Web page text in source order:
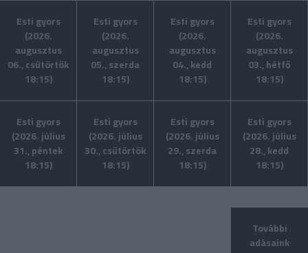
Esti gyors
(2026.
augusztus
06., csütörtök
18:15)
Esti gyors
(2026.
augusztus
05., szerda
18:15)
Esti gyors
(2026.
augusztus
04., kedd
18:15)
Esti gyors
(2026.
augusztus
03., hétfő
18:15)
Esti gyors
(2026. július
31., péntek
18:15)
Esti gyors
(2026. július
30., csütörtök
18:15)
Esti gyors
(2026. július
29., szerda
18:15)
Esti gyors
(2026. július
28., kedd
18:15)
További
adásaink